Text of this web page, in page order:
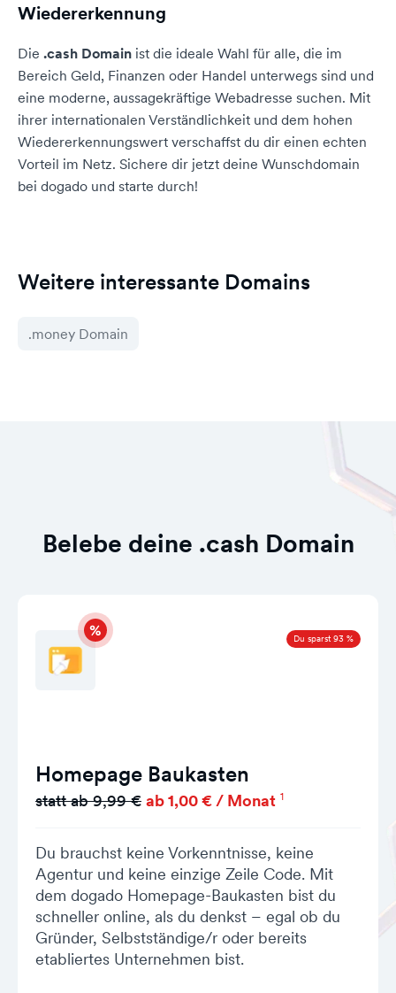
Wiedererkennung
Die .cash Domain ist die ideale Wahl für alle, die im
Bereich Geld, Finanzen oder Handel unterwegs sind und
eine moderne, aussagekräftige Webadresse suchen. Mit
ihrer internationalen Verständlichkeit und dem hohen
Wiedererkennungswert verschaffst du dir einen echten
Vorteil im Netz. Sichere dir jetzt deine Wunschdomain
bei dogado und starte durch!
Weitere interessante Domains
.money Domain
Belebe deine .cash Domain
Du sparst 93 %
Homepage Baukasten
statt ab 9,99 € ab 1,00 € / Monat 1
Du brauchst keine Vorkenntnisse, keine
Agentur und keine einzige Zeile Code. Mit
dem dogado Homepage-Baukasten bist du
schneller online, als du denkst – egal ob du
Gründer, Selbstständige/r oder bereits
etabliertes Unternehmen bist.